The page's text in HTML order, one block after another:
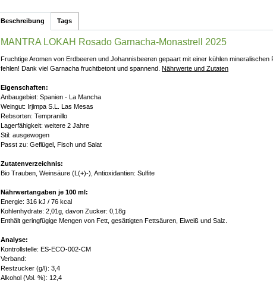
Beschreibung Tags
MANTRA LOKAH Rosado Garnacha-Monastrell 2025
Fruchtige Aromen von Erdbeeren und Johannisbeeren gepaart mit einer kühlen
fehlen! Dank viel Garnacha fruchtbetont und spannend. Nährwerte und Zutaten
Eigenschaften:
Anbaugebiet: Spanien - La Mancha
Weingut: Irjimpa S.L. Las Mesas
Rebsorten: Tempranillo
Lagerfähigkeit: weitere 2 Jahre
Stil: ausgewogen
Passt zu: Geflügel, Fisch und Salat
Zutatenverzeichnis:
Bio Trauben, Weinsäure (L(+)-), Antioxidantien: Sulfite
Nährwertangaben je 100 ml:
Energie: 316 kJ / 76 kcal
Kohlenhydrate: 2,01g, davon Zucker: 0,18g
Enthält geringfügige Mengen von Fett, gesättigten Fettsäuren, Eiweiß und Salz.
Analyse:
Kontrollstelle: ES-ECO-002-CM
Verband:
Restzucker (g/l): 3,4
Alkohol (Vol. %): 12,4